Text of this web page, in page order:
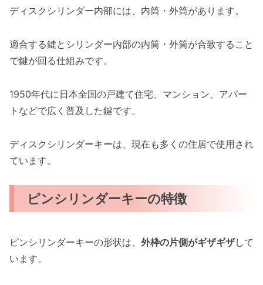
ディスクシリンダー内部には、内筒・外筒があります。
適合する鍵とシリンダー内部の内筒・外筒が合致すること
で鍵が回る仕組みです。
1950年代に日本全国の戸建て住宅、マンション、アパー
トなどで広く普及した鍵です。
ディスクシリンダーキーは、現在も多くの住居で使用され
ています。
ピンシリンダーキーの特徴
ピンシリンダーキーの形状は、 外枠の片側がギザギザして
います。